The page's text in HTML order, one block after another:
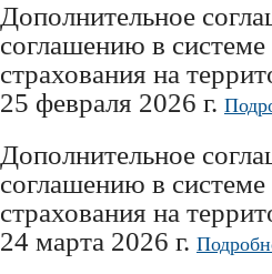
Дополнительное
соглашению в системе
страхования на
25 февраля 2026 г.
Дополнительное
соглашению в системе
страхования на
24 марта 2026 г.